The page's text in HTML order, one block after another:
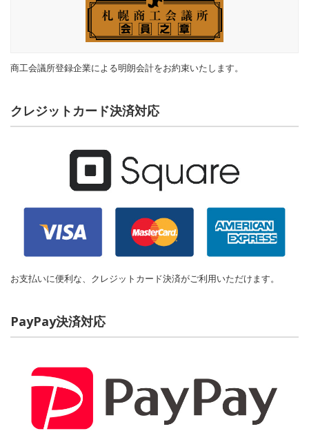
商工会議所登録企業による明朗会計をお約束いたします。
クレジットカード決済対応
お支払いに便利な、クレジットカード決済がご利用いただけます。
PayPay決済対応